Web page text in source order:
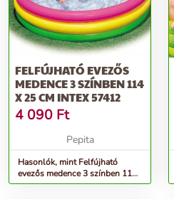
FELFÚJHATÓ EVEZŐS
MEDENCE 3 SZÍNBEN 114
X 25 CM INTEX 57412
4 090 Ft
Pepita
Hasonlók, mint Felfújható
evezős medence 3 színben 114
x 25 cm intex 57412